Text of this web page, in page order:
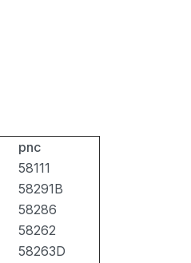
pnc
58111
58291B
58286
58262
58263D